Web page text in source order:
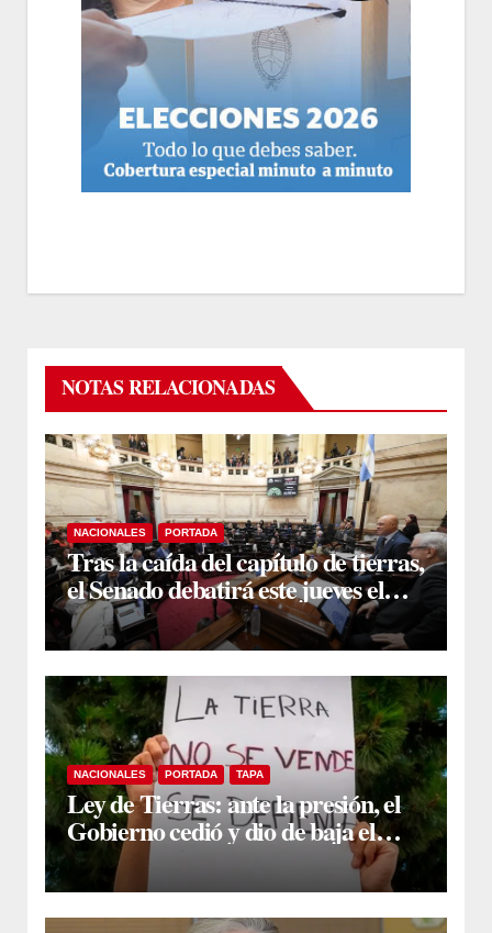
NOTAS RELACIONADAS
NACIONALES PORTADA
Tras la caída del capítulo de tierras,
el Senado debatirá este jueves el
proyecto sobre propiedad privada
NACIONALES PORTADA TAPA
Ley de Tierras: ante la presión, el
Gobierno cedió y dio de baja el
capítulo de la polémica